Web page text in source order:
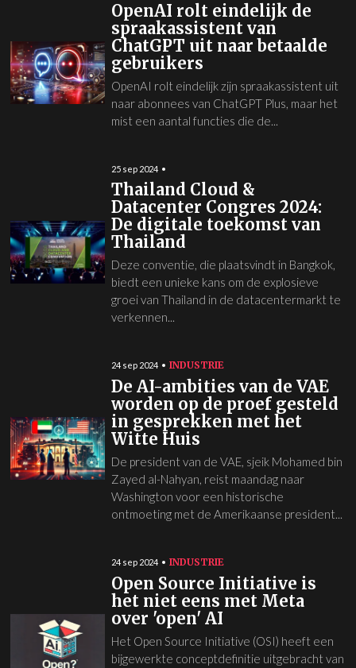
OpenAI rolt eindelijk de
spraakassistent van
ChatGPT uit naar betaalde
gebruikers
OpenAI rolt eindelijk zijn spraakassistent uit
naar abonnees van ChatGPT Plus, maar het
mist een aantal functies die de...
25 sep 2024
Thailand Cloud &
Datacenter Congres 2024:
De digitale toekomst van
Thailand
Deze conventie, die plaatsvindt in Bangkok,
biedt een unieke kans om de explosieve
groei van Thailand in de datacentermarkt te
verkennen...
24 sep 2024 INDUSTRIE
De AI-ambities van de VAE
worden op de proef gesteld
in gesprekken met het
Witte Huis
De president van de VAE, sjeik Mohamed bin
Zayed al-Nahyan, reist maandag naar
Washington voor een historische
ontmoeting met de Amerikaanse president...
24 sep 2024 INDUSTRIE
Open Source Initiative is
het niet eens met Meta
over 'open' AI
Het Open Source Initiative (OSI) heeft een
bijgewerkte conceptdefinitie uitgebracht van